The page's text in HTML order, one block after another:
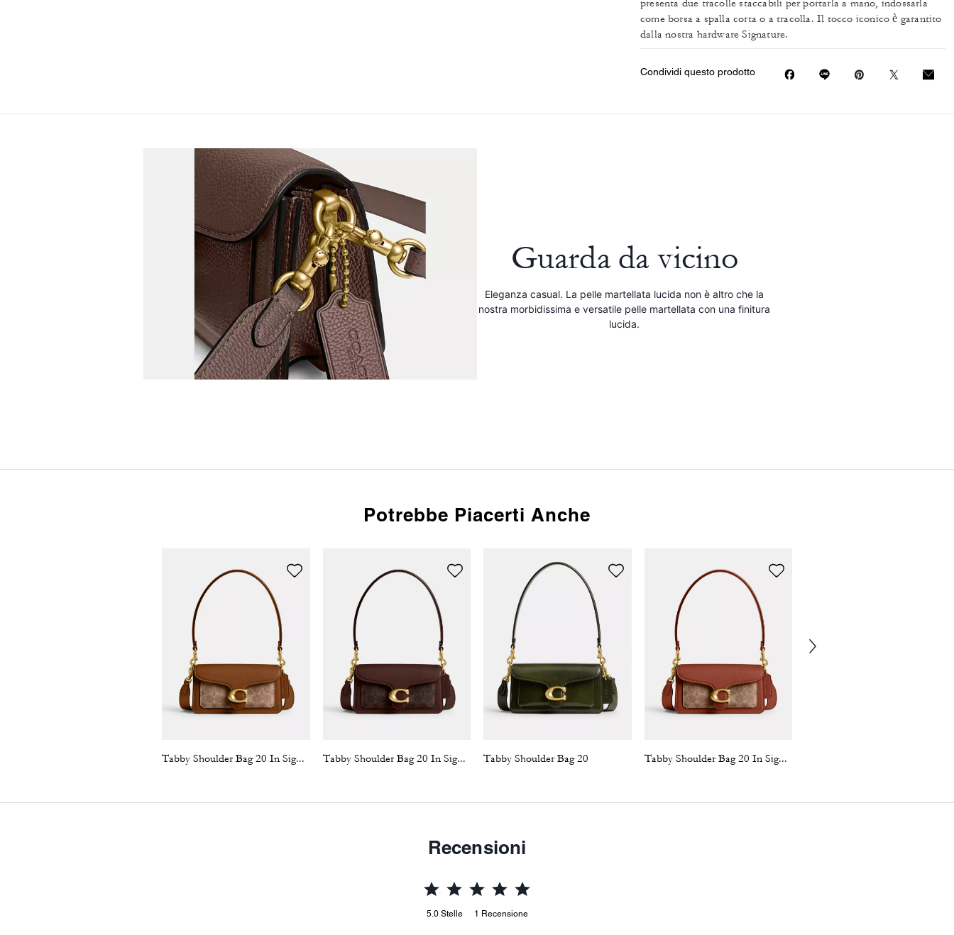
presenta due tracolle staccabili per portarla a mano, indossarla
come borsa a spalla corta o a tracolla. Il tocco iconico è garantito
dalla nostra hardware Signature.
Condividi questo prodotto
Guarda da vicino
Eleganza casual. La pelle martellata lucida non è altro che la
nostra morbidissima e versatile pelle martellata con una finitura
lucida.
Potrebbe Piacerti Anche
Tabby Shoulder Bag 20 In Signature Canvas Tabby Shoulder Bag 20 In Signature Canvas Tabby Shoulder Bag 20 Tabby Shoulder Bag 20 In Signature Canvas
Recensioni
5.0 Stelle 1 Recensione